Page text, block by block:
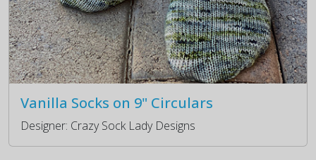
Vanilla Socks on 9" Circulars
Designer: Crazy Sock Lady Designs